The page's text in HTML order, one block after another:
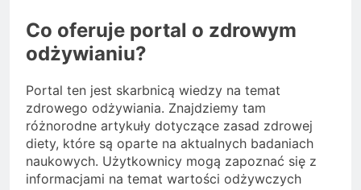
Co oferuje portal o zdrowym
odżywianiu?
Portal ten jest skarbnicą wiedzy na temat
zdrowego odżywiania. Znajdziemy tam
różnorodne artykuły dotyczące zasad zdrowej
diety, które są oparte na aktualnych badaniach
naukowych. Użytkownicy mogą zapoznać się z
informacjami na temat wartości odżywczych